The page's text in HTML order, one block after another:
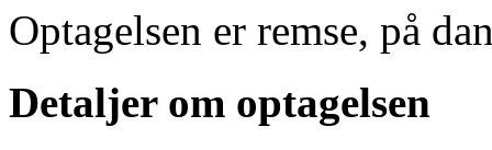
Optagelsen er remse, på
Detaljer om optagelsen